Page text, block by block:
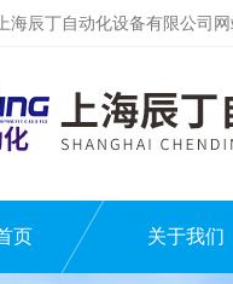
海辰丁自动化设备有限公司网
页 关于我们